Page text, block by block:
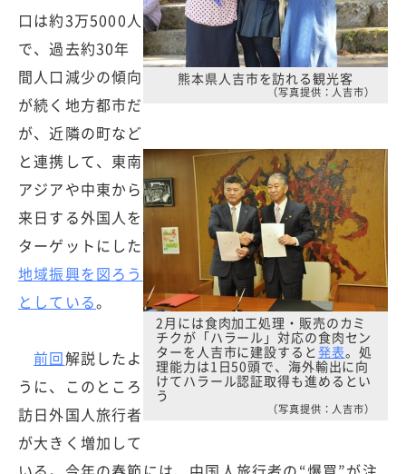
熊本県人吉市を訪れる観光客
（写真提供：人吉市）
2月には食肉加工処理・販売のカミ
チクが「ハラール」対応の食肉セン
ターを人吉市に建設すると発表。処
理能力は1日50頭で、海外輸出に向
けてハラール認証取得も進めるとい
う
（写真提供：人吉市）
口は約3万5000人
で、過去約30年
間人口減少の傾向
が続く地方都市だ
が、近隣の町など
と連携して、東南
アジアや中東から
来日する外国人を
ターゲットにした
地域振興を図ろう
としている。
前回解説したよ
うに、このところ
訪日外国人旅行者
が大きく増加して